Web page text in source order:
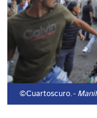
©Cuartoscuro.-